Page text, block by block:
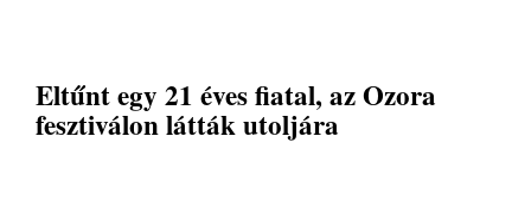
Eltűnt egy 21 éves fiatal, az Ozora
fesztiválon látták utoljára